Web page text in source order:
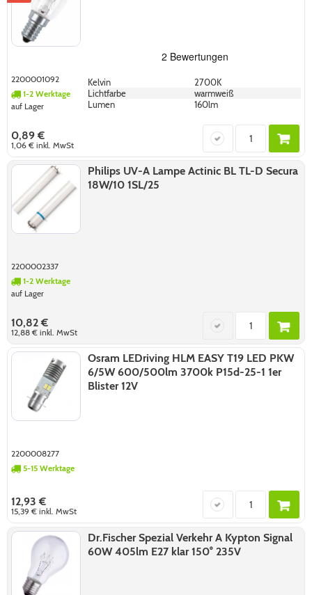
2200001092
1-2 Werktage
auf Lager
Kelvin
2700K
Lichtfarbe
warmweiß
Lumen
160lm
0,89 €
1,06 €inkl. MwSt
Philips UV-A Lampe Actinic BL TL-D Secura
18W/10 1SL/25
2200002337
1-2 Werktage
auf Lager
10,82 €
12,88 €inkl. MwSt
Osram LEDriving HLM EASY T19 LED PKW
6/5W 600/500lm 3700k P15d-25-1 1er
Blister 12V
2200008277
5-15 Werktage
12,93 €
15,39 €inkl. MwSt
Dr.Fischer Spezial Verkehr A Kypton Signal
60W 405lm E27 klar 150° 235V